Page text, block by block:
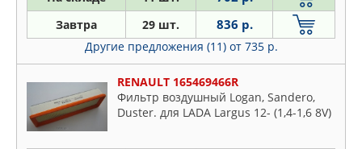
Завтра 29 шт. 836 р.
Другие предложения (11) от 735 р.
RENAULT 165469466R
Фильтр воздушный Logan, Sandero,
Duster. для LADA Largus 12- (1,4-1,6 8V)